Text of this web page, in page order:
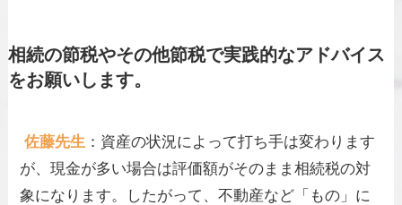
相続の節税やその他節税で実践的なアドバイス
をお願いします。
佐藤先生 ：資産の状況によって打ち手は変わります
が、現金が多い場合は評価額がそのまま相続税の対
象になります。したがって、不動産など「もの」に